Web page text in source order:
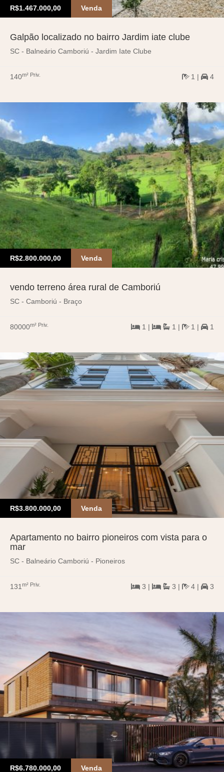
R$1.467.000,00 Venda
Galpão localizado no bairro Jardim iate clube
SC - Balneário Camboriú - Jardim Iate Clube
140m² Priv. 1 | 4
R$2.800.000,00 Venda
vendo terreno área rural de Camboriú
SC - Camboriú - Braço
80000m² Priv. 1 | 1 | 1 | 1
R$3.800.000,00 Venda
Apartamento no bairro pioneiros com vista para o
mar
SC - Balneário Camboriú - Pioneiros
131 m² Priv. 3 | 3 | 4 | 3
R$6.780.000,00 Venda